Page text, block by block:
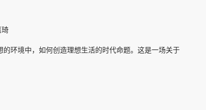
琦
环境中，如何创造理想生活的时代命题。这是一场关于